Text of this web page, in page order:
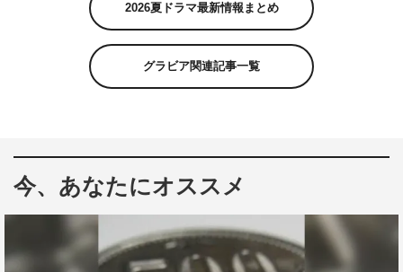
2026夏ドラマ最新情報まとめ
グラビア関連記事一覧
今、あなたにオススメ